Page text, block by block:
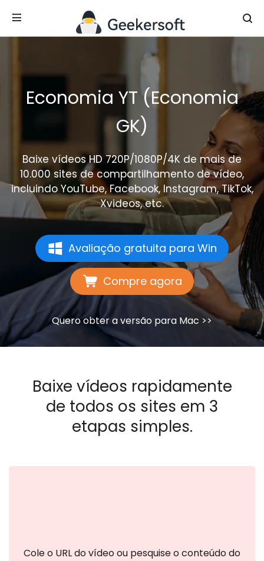
Economia YT (Economia
GK)
Baixe vídeos HD 720P/1080P/4K de mais de
10.000 sites de compartilhamento de vídeo,
incluindo YouTube, Facebook, Instagram, TikTok,
Xvideos, etc.
Avaliação gratuita para Win
Compre agora
Quero obter a versão para Mac >>
Baixe vídeos rapidamente
de todos os sites em 3
etapas simples.
Cole o URL do vídeo ou pesquise o conteúdo do